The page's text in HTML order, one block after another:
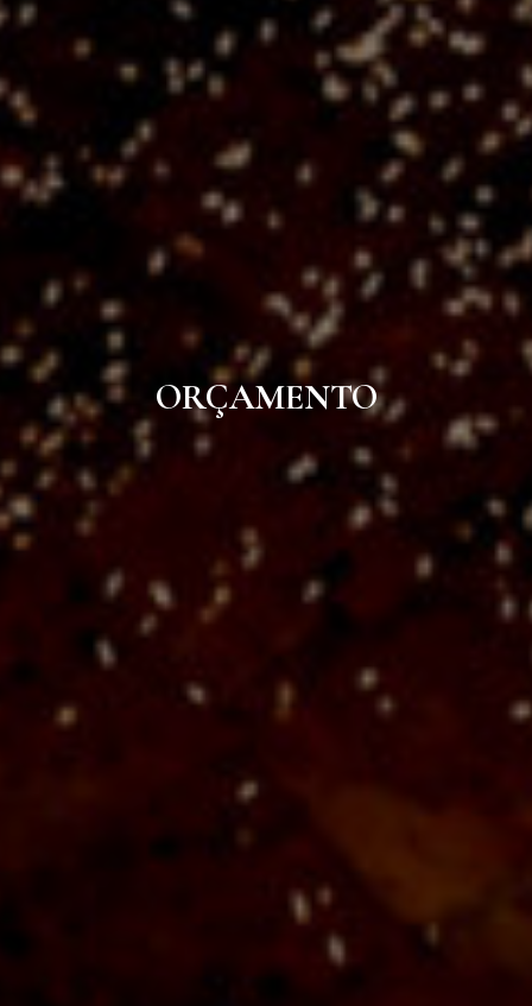
ORÇAMENTO